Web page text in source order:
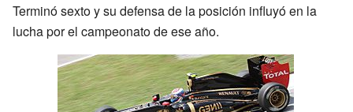
Terminó sexto y su defensa de la posición influyó en la
lucha por el campeonato de ese año.